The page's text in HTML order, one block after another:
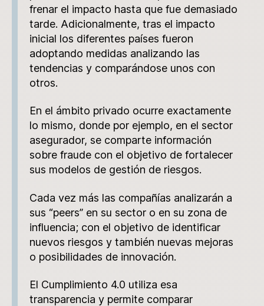
frenar el impacto hasta que fue demasiado
tarde. Adicionalmente, tras el impacto
inicial los diferentes países fueron
adoptando medidas analizando las
tendencias y comparándose unos con
otros.
En el ámbito privado ocurre exactamente
lo mismo, donde por ejemplo, en el sector
asegurador, se comparte información
sobre fraude con el objetivo de fortalecer
sus modelos de gestión de riesgos.
Cada vez más las compañías analizarán a
sus “peers” en su sector o en su zona de
influencia; con el objetivo de identificar
nuevos riesgos y también nuevas mejoras
o posibilidades de innovación.
El Cumplimiento 4.0 utiliza esa
transparencia y permite comparar